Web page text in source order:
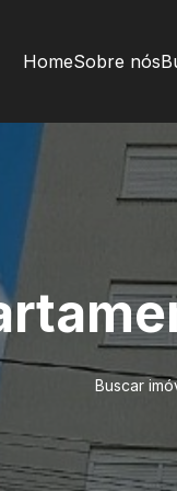
HomeSobre nós
Buscar